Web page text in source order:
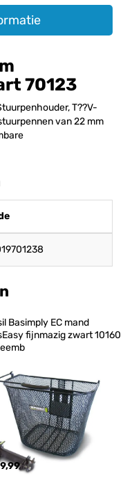
70123
T??V-
van 22 mm
Basimply EC mand
fijnmazig zwart 10160